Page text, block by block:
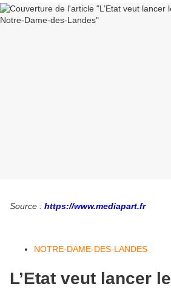
Source : https://www.mediapart.fr
NOTRE-DAME-DES-LANDES
L’Etat veut lancer le